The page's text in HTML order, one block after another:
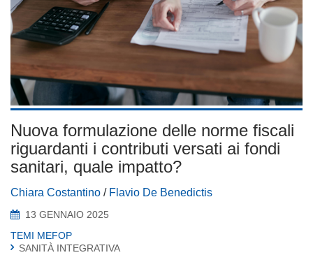
Nuova formulazione delle norme fiscali
riguardanti i contributi versati ai fondi
sanitari, quale impatto?
Chiara Costantino / Flavio De Benedictis
13 GENNAIO 2025
TEMI MEFOP
SANITÀ INTEGRATIVA